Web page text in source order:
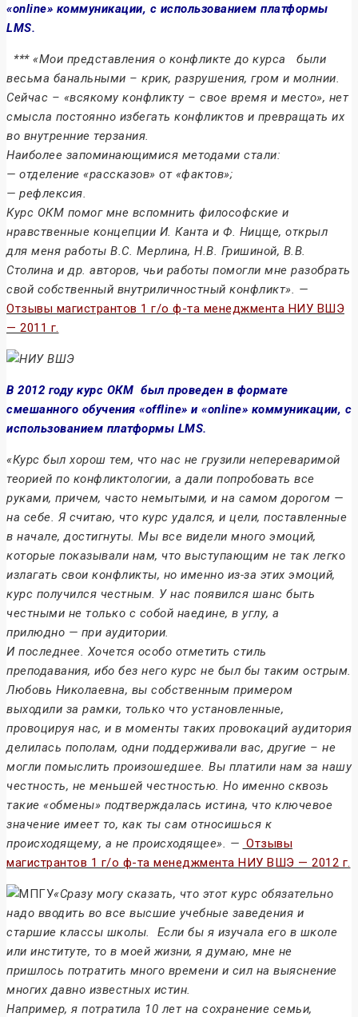
«online» коммуникации, с использованием платформы
LMS.
*** «Мои представления о конфликте до курса были
весьма банальными – крик, разрушения, гром и молнии.
Сейчас – «всякому конфликту – свое время и место», нет
смысла постоянно избегать конфликтов и превращать их
во внутренние терзания.
Наиболее запоминающимися методами стали:
— отделение «рассказов» от «фактов»;
— рефлексия.
Курс ОКМ помог мне вспомнить философские и
нравственные концепции И. Канта и Ф. Ницще, открыл
для меня работы В.С. Мерлина, Н.В. Гришиной, В.В.
Столина и др. авторов, чьи работы помогли мне разобрать
свой собственный внутриличностный конфликт». —
Отзывы магистрантов 1 г/о ф-та менеджмента НИУ ВШЭ
— 2011 г.
В 2012 году курс ОКМ был проведен в формате
смешанного обучения «offline» и «online» коммуникации, с
использованием платформы LMS.
«Курс был хорош тем, что нас не грузили непереваримой
теорией по конфликтологии, а дали попробовать все
руками, причем, часто немытыми, и на самом дорогом —
на себе. Я считаю, что курс удался, и цели, поставленные
в начале, достигнуты. Мы все видели много эмоций,
которые показывали нам, что выступающим не так легко
излагать свои конфликты, но именно из-за этих эмоций,
курс получился честным. У нас появился шанс быть
честными не только с собой наедине, в углу, а
прилюдно — при аудитории.
И последнее. Хочется особо отметить стиль
преподавания, ибо без него курс не был бы таким острым.
Любовь Николаевна, вы собственным примером
выходили за рамки, только что установленные,
провоцируя нас, и в моменты таких провокаций аудитория
делилась пополам, одни поддерживали вас, другие – не
могли помыслить произошедшее. Вы платили нам за нашу
честность, не меньшей честностью. Но именно сквозь
такие «обмены» подтверждалась истина, что ключевое
значение имеет то, как ты сам относишься к
происходящему, а не происходящее». — Отзывы
магистрантов 1 г/о ф-та менеджмента НИУ ВШЭ — 2012 г.
«Сразу могу сказать, что этот курс обязательно
надо вводить во все высшие учебные заведения и
старшие классы школы. Если бы я изучала его в школе
или институте, то в моей жизни, я думаю, мне не
пришлось потратить много времени и сил на выяснение
многих давно известных истин.
Например, я потратила 10 лет на сохранение семьи,